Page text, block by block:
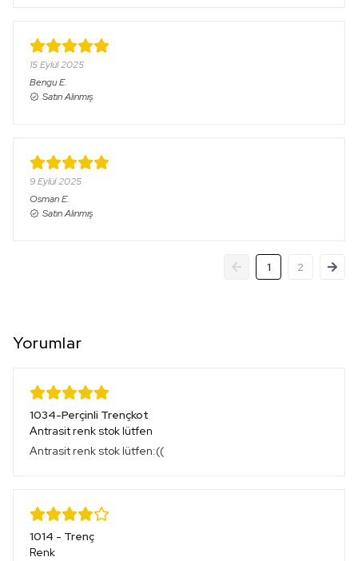
15 Eylül 2025
BenguE.
Satın Alınmış
9 Eylül 2025
OsmanE.
Satın Alınmış
1 2
Yorumlar
1034-Perçinli Trençkot
Antrasit renk stok lütfen
Antrasit renk stok lütfen:((
1014 - Trenç
Renk